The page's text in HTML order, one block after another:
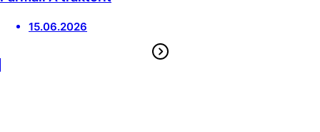
15.06.2026